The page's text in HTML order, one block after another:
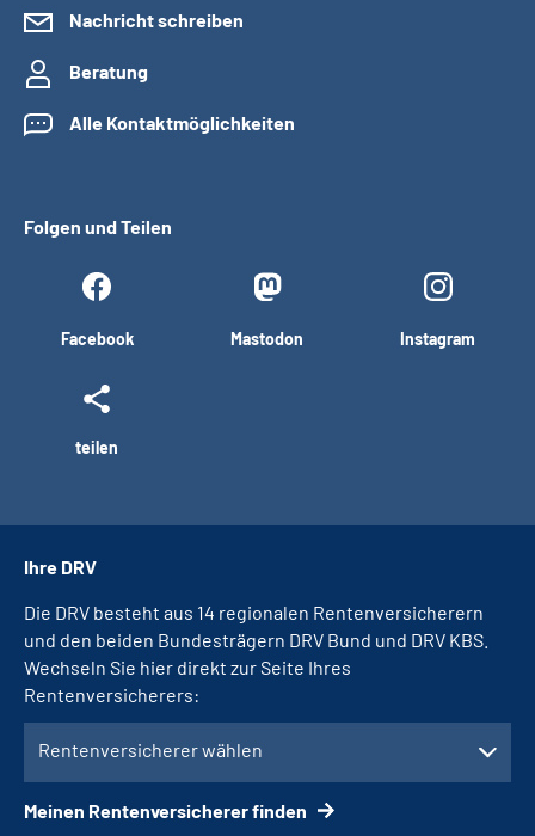
Nachricht schreiben
Beratung
Alle Kontaktmöglichkeiten
Folgen und Teilen
Facebook Mastodon Instagram
teilen
Ihre DRV
Die DRV besteht aus 14 regionalen Rentenversicherern
und den beiden Bundesträgern DRV Bund und DRV KBS.
Wechseln Sie hier direkt zur Seite Ihres
Rentenversicherers:
Rentenversicherer wählen
Meinen Rentenversicherer finden